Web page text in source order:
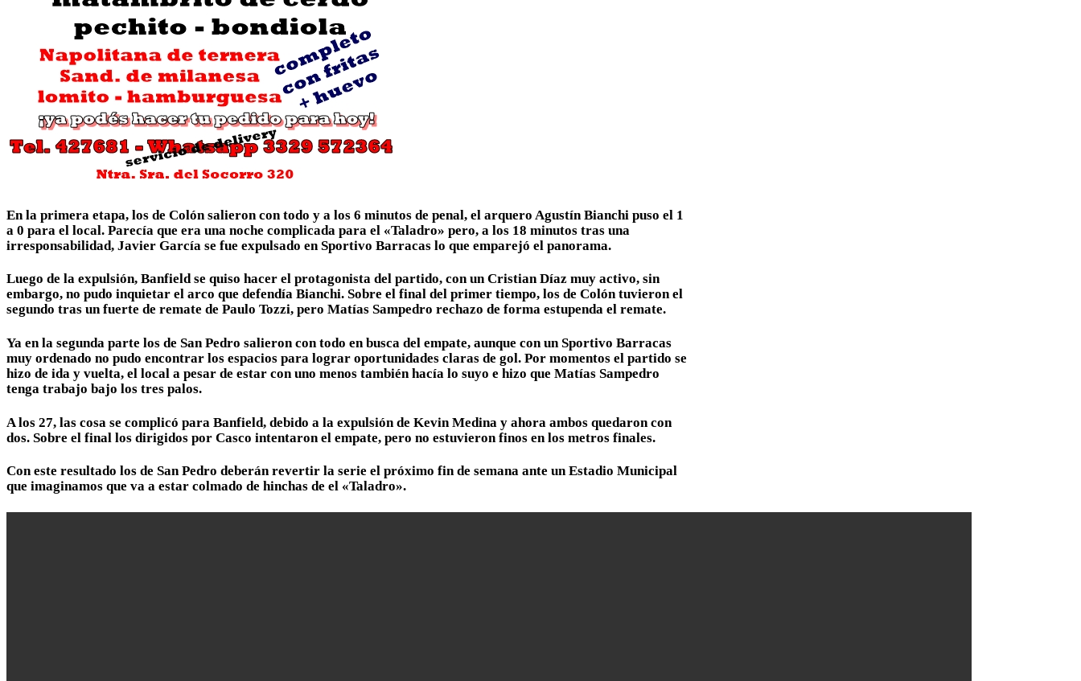
En la primera etapa, los de Colón salieron con todo y a los 6 minutos de penal, el arquero Agustín Bianchi puso el 1
a 0 para el local. Parecía que era una noche complicada para el «Taladro» pero, a los 18 minutos tras una
irresponsabilidad, Javier García se fue expulsado en Sportivo Barracas lo que emparejó el panorama.
Luego de la expulsión, Banfield se quiso hacer el protagonista del partido, con un Cristian Díaz muy activo, sin
embargo, no pudo inquietar el arco que defendía Bianchi. Sobre el final del primer tiempo, los de Colón tuvieron el
segundo tras un fuerte de remate de Paulo Tozzi, pero Matías Sampedro rechazo de forma estupenda el remate.
Ya en la segunda parte los de San Pedro salieron con todo en busca del empate, aunque con un Sportivo Barracas
muy ordenado no pudo encontrar los espacios para lograr oportunidades claras de gol. Por momentos el partido se
hizo de ida y vuelta, el local a pesar de estar con uno menos también hacía lo suyo e hizo que Matías Sampedro
tenga trabajo bajo los tres palos.
A los 27, las cosa se complicó para Banfield, debido a la expulsión de Kevin Medina y ahora ambos quedaron con
dos. Sobre el final los dirigidos por Casco intentaron el empate, pero no estuvieron finos en los metros finales.
Con este resultado los de San Pedro deberán revertir la serie el próximo fin de semana ante un Estadio Municipal
que imaginamos que va a estar colmado de hinchas de el «Taladro».